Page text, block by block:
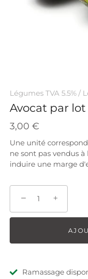
Légumes TVA 5.5% /
Avocat par lot
3,00 €
Une unité
ne sont pas vendus
induire une marge
− +
Ramassage